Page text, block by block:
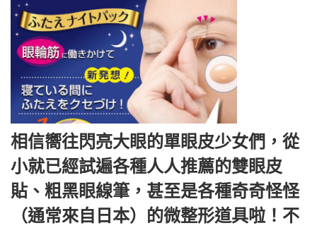
相信嚮往閃亮大眼的單眼皮少女們，從
小就已經試遍各種人人推薦的雙眼皮
貼、粗黑眼線筆，甚至是各種奇奇怪怪
（通常來自日本）的微整形道具啦！不